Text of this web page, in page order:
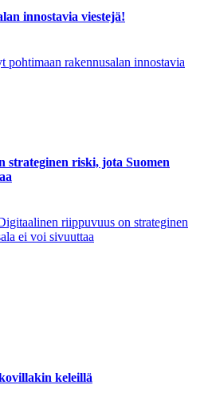
innostavia viestejä!
pohtimaan rakennusalan innostavia
strateginen riski, jota Suomen
riippuvuus on strateginen
ei voi sivuuttaa
keleillä